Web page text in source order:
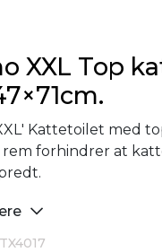
XXL Top
Kattetoilet med
rem forhindrer at